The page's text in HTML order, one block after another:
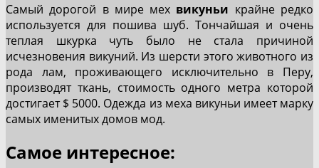
Самый дорогой в мире мех викуньи крайне редко
используется для пошива шуб. Тончайшая и очень
теплая шкурка чуть было не стала причиной
исчезновения викуний. Из шерсти этого животного из
рода лам, проживающего исключительно в Перу,
производят ткань, стоимость одного метра которой
достигает $ 5000. Одежда из меха викуньи имеет марку
самых именитых домов мод.
Самое интересное: